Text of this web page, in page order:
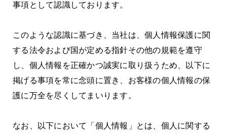
事項として認識しております。
このような認識に基づき、当社は、個人情報保護に関
する法令および国が定める指針その他の規範を遵守
し、個人情報を正確かつ誠実に取り扱うため、以下に
掲げる事項を常に念頭に置き、お客様の個人情報の保
護に万全を尽くしてまいります。
なお、以下において「個人情報」とは、個人に関する